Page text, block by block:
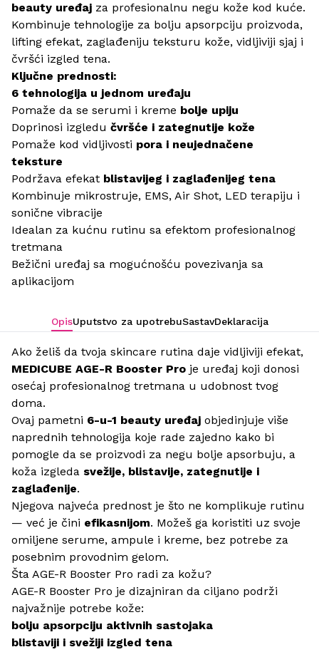
beauty uređaj za profesionalnu negu kože kod kuće.
Kombinuje tehnologije za bolju apsorpciju proizvoda,
lifting efekat, zaglađeniju teksturu kože, vidljiviji sjaj i
čvršći izgled tena.
Ključne prednosti:
6 tehnologija u jednom uređaju
Pomaže da se serumi i kreme bolje upiju
Doprinosi izgledu čvršće i zategnutije kože
Pomaže kod vidljivosti pora i neujednačene
teksture
Podržava efekat blistavijeg i zaglađenijeg tena
Kombinuje mikrostruje, EMS, Air Shot, LED terapiju i
sonične vibracije
Idealan za kućnu rutinu sa efektom profesionalnog
tretmana
Bežični uređaj sa mogućnošću povezivanja sa
aplikacijom
OpisUputstvo za upotrebuSastavDeklaracija
Ako želiš da tvoja skincare rutina daje vidljiviji efekat,
MEDICUBE AGE-R Booster Pro je uređaj koji donosi
osećaj profesionalnog tretmana u udobnost tvog
doma.
Ovaj pametni 6-u-1 beauty uređaj objedinjuje više
naprednih tehnologija koje rade zajedno kako bi
pomogle da se proizvodi za negu bolje apsorbuju, a
koža izgleda svežije, blistavije, zategnutije i
zaglađenije.
Njegova najveća prednost je što ne komplikuje rutinu
— već je čini efikasnijom. Možeš ga koristiti uz svoje
omiljene serume, ampule i kreme, bez potrebe za
posebnim provodnim gelom.
Šta AGE-R Booster Pro radi za kožu?
AGE-R Booster Pro je dizajniran da ciljano podrži
najvažnije potrebe kože:
bolju apsorpciju aktivnih sastojaka
blistaviji i svežiji izgled tena